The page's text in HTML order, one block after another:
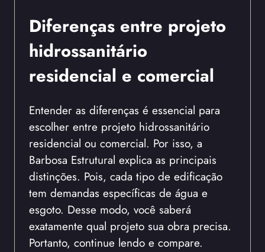
Diferenças entre projeto
hidrossanitário
residencial e comercial
Entender as diferenças é essencial para
escolher entre projeto hidrossanitário
residencial ou comercial. Por isso, a
Barbosa Estrutural explica as principais
distinções. Pois, cada tipo de edificação
tem demandas específicas de água e
esgoto. Desse modo, você saberá
exatamente qual projeto sua obra precisa.
Portanto, continue lendo e compare.